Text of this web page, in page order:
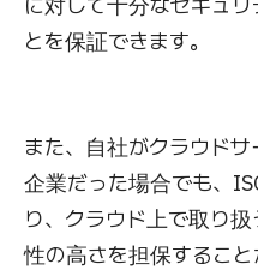
とを保証できます。
また、自社がクラウド
企業だった場合でも、
り、クラウド上で取り
性の高さを担保すること